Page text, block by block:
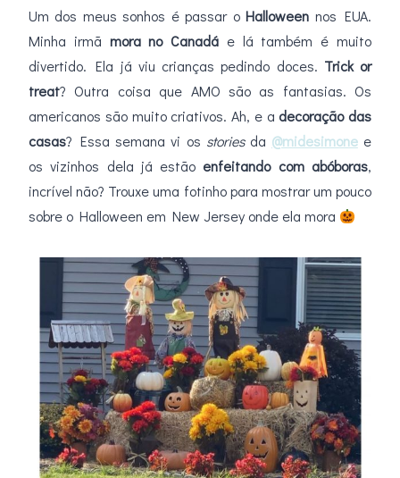
Um dos meus sonhos é passar oHalloween nos EUA.
Minha irmã mora no Canadá e lá também é muito
divertido. Ela já viu crianças pedindo doces. Trick or
treat? Outra coisa que AMO são as fantasias. Os
americanos são muito criativos. Ah, e a decoração das
casas? Essa semana vi os storiesda @midesimonee
os vizinhos dela já estão enfeitando com abóboras,
incrível não? Trouxe uma fotinho para mostrar um pouco
sobre o Halloween em New Jersey onde ela mora